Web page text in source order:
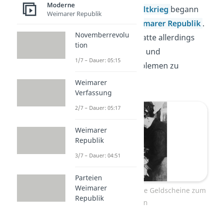
Nach dem Ersten Weltkrieg begann
Weimarer Republik .
Die junge Republik hatte allerdings
mit vielen politischen und
wirtschaftlichen Problemen zu
kämpfen.
Frau verwendet wertlose Geldscheine zum
Heizen
Moderne
Weimarer Republik
Novemberrevolu
tion
1/7 – Dauer: 05:15
Weimarer
Verfassung
2/7 – Dauer: 05:17
Weimarer
Republik
3/7 – Dauer: 04:51
Parteien
Weimarer
Republik